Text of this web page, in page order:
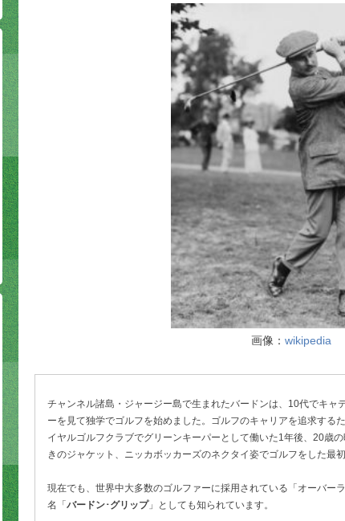
画像： wikipedia
チャンネル諸島・ジャージー島で生まれたバードンは、10代でキャ
ーを見て独学でゴルフを始めました。ゴルフのキャリアを追求する
イヤルゴルフクラブでグリーンキーパーとして働いた1年後、20歳
きのジャケット、ニッカボッカーズのネクタイ姿でゴルフをした最
現在でも、世界中大多数のゴルファーに採用されている「オーバー
名「 バードン･グリップ」としても知られています。